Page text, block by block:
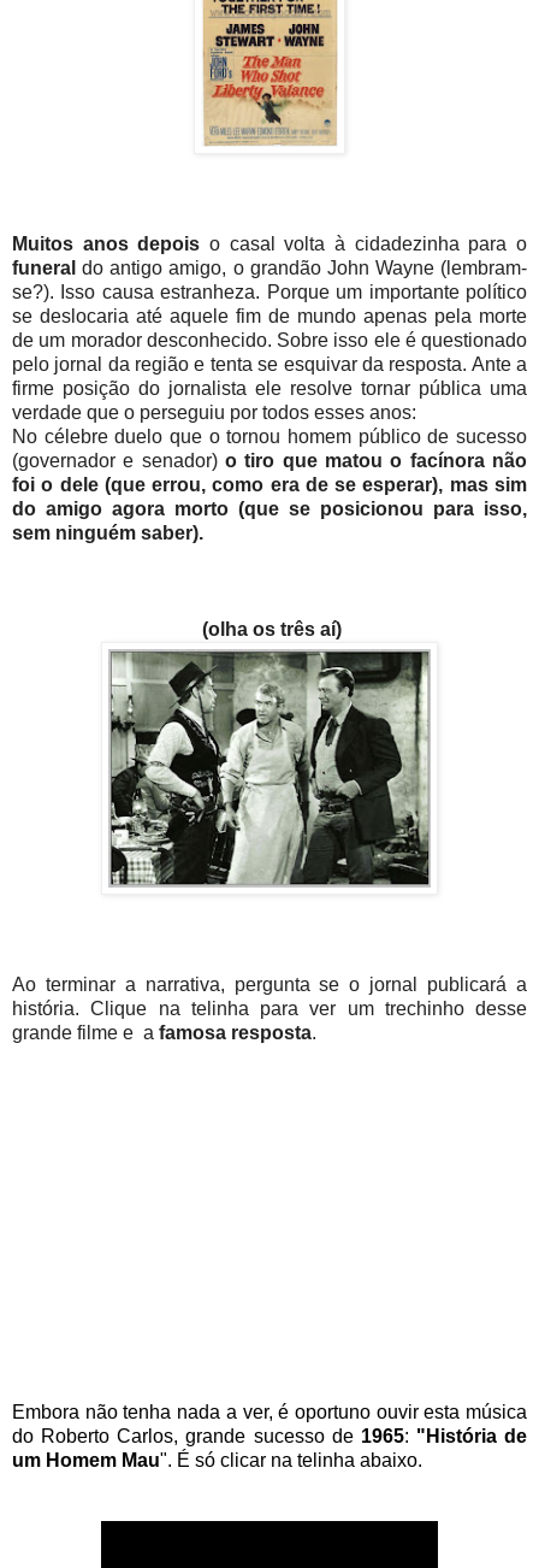
Muitos anos depois o casal volta à cidadezinha para o
funeral do antigo amigo, o grandão John Wayne (lembram-
se?). Isso causa estranheza. Porque um importante político
se deslocaria até aquele fim de mundo apenas pela morte
de um morador desconhecido. Sobre isso ele é questionado
pelo jornal da região e tenta se esquivar da resposta. Ante a
firme posição do jornalista ele resolve tornar pública uma
verdade que o perseguiu por todos esses anos:
No célebre duelo que o tornou homem público de sucesso
(governador e senador) o tiro que matou o facínora não
foi o dele (que errou, como era de se esperar), mas sim
do amigo agora morto (que se posicionou para isso,
sem ninguém saber).
(olha os três aí)
Ao terminar a narrativa, pergunta se o jornal publicará a
história. Clique na telinha para ver um trechinho desse
grande filme e a famosa resposta.
Embora não tenha nada a ver, é oportunoouvir esta música
do Roberto Carlos, grande sucesso de 1965: "História de
um Homem Mau". É só clicar na telinha abaixo.